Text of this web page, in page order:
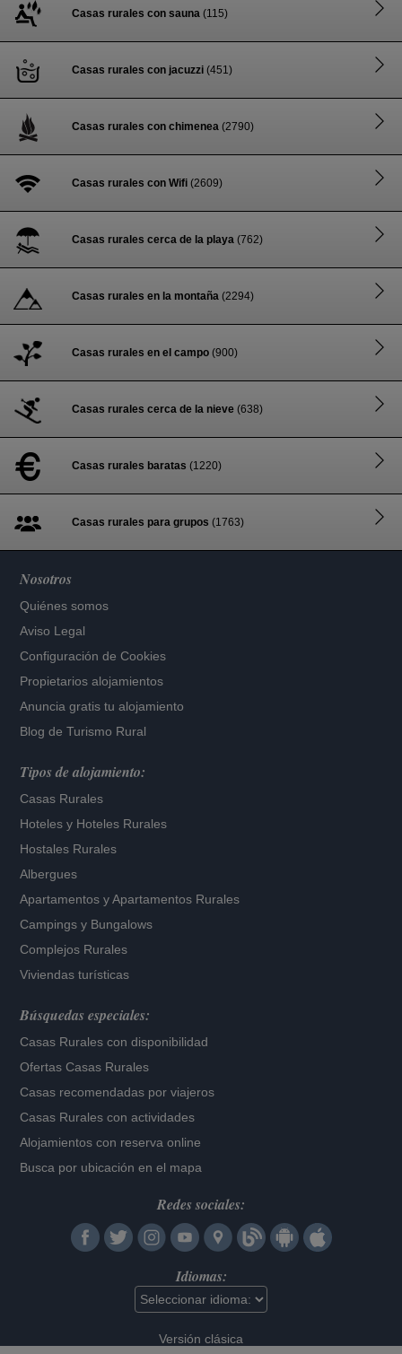
Casas rurales con sauna (115)
Casas rurales con jacuzzi (451)
Casas rurales con chimenea (2790)
Casas rurales con Wifi (2609)
Casas rurales cerca de la playa (762)
Casas rurales en la montaña (2294)
Casas rurales en el campo (900)
Casas rurales cerca de la nieve (638)
Casas rurales baratas (1220)
Casas rurales para grupos (1763)
Nosotros
Quiénes somos
Aviso Legal
Configuración de Cookies
Propietarios alojamientos
Anuncia gratis tu alojamiento
Blog de Turismo Rural
Tipos de alojamiento:
Casas Rurales
Hoteles y Hoteles Rurales
Hostales Rurales
Albergues
Apartamentos yApartamentos Rurales
Campings y Bungalows
Complejos Rurales
Viviendas turísticas
Búsquedas especiales:
Casas Rurales con disponibilidad
Ofertas Casas Rurales
Casas recomendadas por viajeros
Casas Rurales con actividades
Alojamientos con reserva online
Busca por ubicación en el mapa
Redes sociales:
Idiomas:
Versión clásica